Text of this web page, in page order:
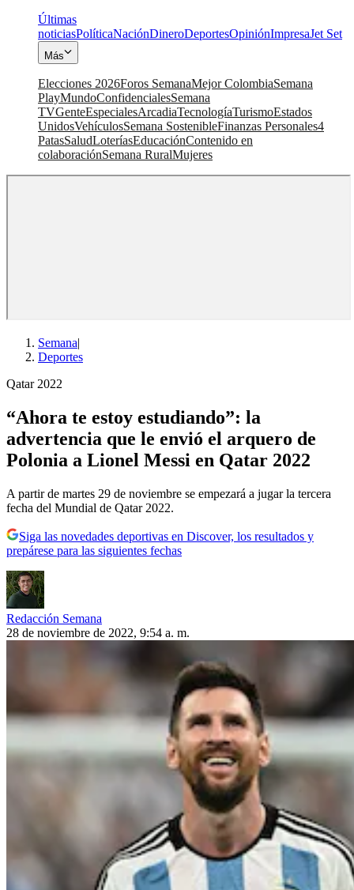
Últimas
noticiasPolíticaNaciónDineroDeportesOpiniónImpresaJet Set
Más
Elecciones 2026Foros SemanaMejor ColombiaSemana
PlayMundoConfidencialesSemana
TVGenteEspecialesArcadiaTecnologíaTurismoEstados
UnidosVehículosSemana SostenibleFinanzas Personales4
PatasSaludLoteríasEducaciónContenido en
colaboraciónSemana RuralMujeres
Semana|
Deportes
Qatar 2022
“Ahora te estoy estudiando”: la
advertencia que le envió el arquero de
Polonia a Lionel Messi en Qatar 2022
A partir de martes 29 de noviembre se empezará a jugar la tercera
fecha del Mundial de Qatar 2022.
Siga las novedades deportivas en Discover, los resultados y
prepárese para las siguientes fechas
Redacción Semana
28 de noviembre de 2022, 9:54 a. m.